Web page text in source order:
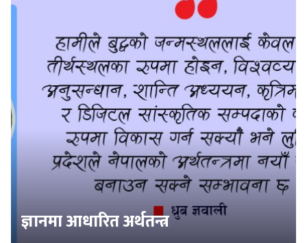
ज्ञानमा आधारित अर्थतन्त्र